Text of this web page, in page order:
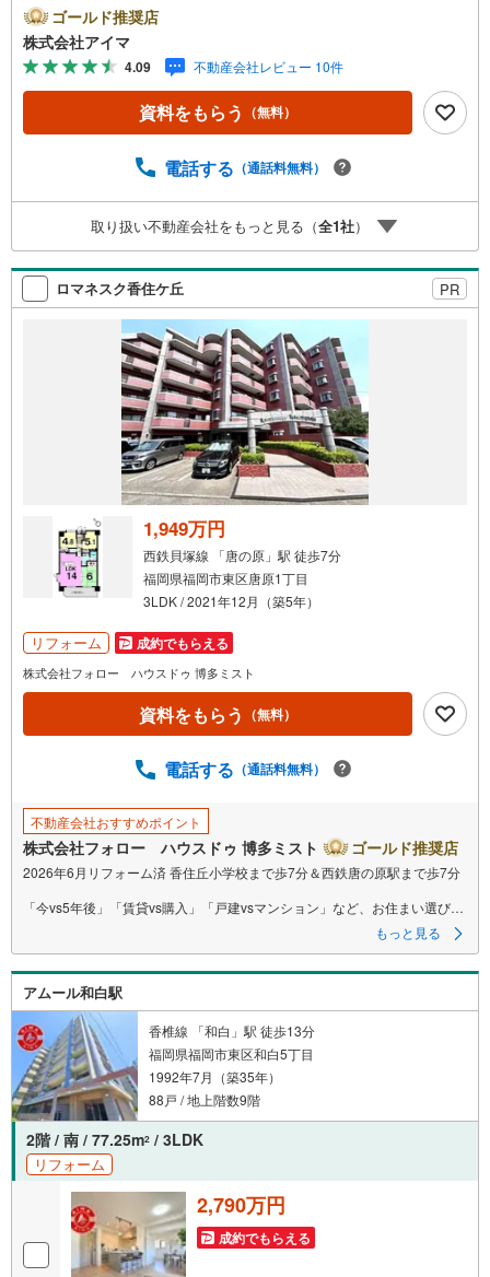
当社独自の企業努力によるキャンペーンで、他では手に入
りません。特典は期間限定・数量限定のため、お早めにご
相談ください。さらに大手ネット銀行と提携し低金利住宅
ローンをご案内。お借入期間01～40年:金利0.949％、41～5
0年:1.349％と、利上げ前の今こそ注目の水準です。他金融
機関とも多数提携し、福岡市内・郊外で新築戸建をご検討
ンをご提案します。平日・夜間の現地案内や、ご自宅・最
た方、転職後で審査に不安がある方、車・カード・リボ等
のお借入れがある方も大歓迎！【キャンペーン期間:2026年
9月30日まで】福岡市内・郊外の新築戸建情報を豊富にご用
意し、初めての方も安心してご相談いただけます。まずは
お気軽にお問い合わせくださいませ。
ゴールド推奨店
株式会社アイマ
4.09 不動産会社レビュー 10件
資料をもらう （無料）
電話する （通話料無料）
取り扱い不動産会社をもっと見る（全1社）
ロマネスク香住ケ丘 PR
1,949万円
西鉄貝塚線 「唐の原」駅 徒歩7分
福岡県福岡市東区唐原1丁目
3LDK / 2021年12月（築5年）
リフォーム 成約でもらえる
株式会社フォロー ハウスドゥ 博多ミスト
資料をもらう （無料）
電話する （通話料無料）
不動産会社おすすめポイント
株式会社フォロー ハウスドゥ 博多ミスト ゴールド推奨店
2026年6月リフォーム済 香住丘小学校まで歩7分＆西鉄唐の原駅まで歩7分
「今vs5年後」「賃貸vs購入」「戸建vsマンション」など、お住まい選びを
答えはお客様の家族構成やご年齢、ライフプランによって全く変わってき
ます。
ネット検索も便利ですが、1回のご相談でお悩みが解決できるかもしれませ
ん。
その答えが「購入しない」となっても、お客様、ご家族様のベストであれ
ば、それに越したことはありません。まずはお問い合わせください。
【営業時間 10:00-18:00】（定休日:火・水）
上記時間はお電話が繋がりやすくなっております。ぜひお気軽にご連絡下
さい！
現地を見学される場合は「室内・現地を見学する（無料）」ボタンより
ご希望の日時をご記入いただけますとスムーズにご案内が可能です。
もっと見る
アムール和白駅
香椎線 「和白」駅 徒歩13分
福岡県福岡市東区和白5丁目
1992年7月（築35年）
88戸 / 地上階数9階
2階 / 南 / 77.25m2 / 3LDK
リフォーム
2,790万円
成約でもらえる